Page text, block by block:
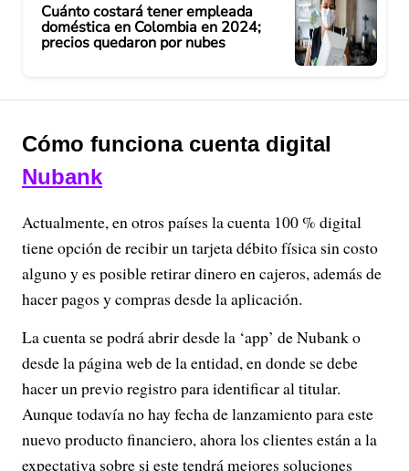
Cuánto costará tener empleada
doméstica en Colombia en 2024;
precios quedaron por nubes
Cómo funciona cuenta digital
Nubank
Actualmente, en otros países la cuenta 100 % digital
tiene opción de recibir un tarjeta débito física sin costo
alguno y es posible retirar dinero en cajeros, además de
hacer pagos y compras desde la aplicación.
La cuenta se podrá abrir desde la ‘app’ de Nubank o
desde la página web de la entidad, en donde se debe
hacer un previo registro para identificar al titular.
Aunque todavía no hay fecha de lanzamiento para este
nuevo producto financiero, ahora los clientes están a la
expectativa sobre si este tendrá mejores soluciones